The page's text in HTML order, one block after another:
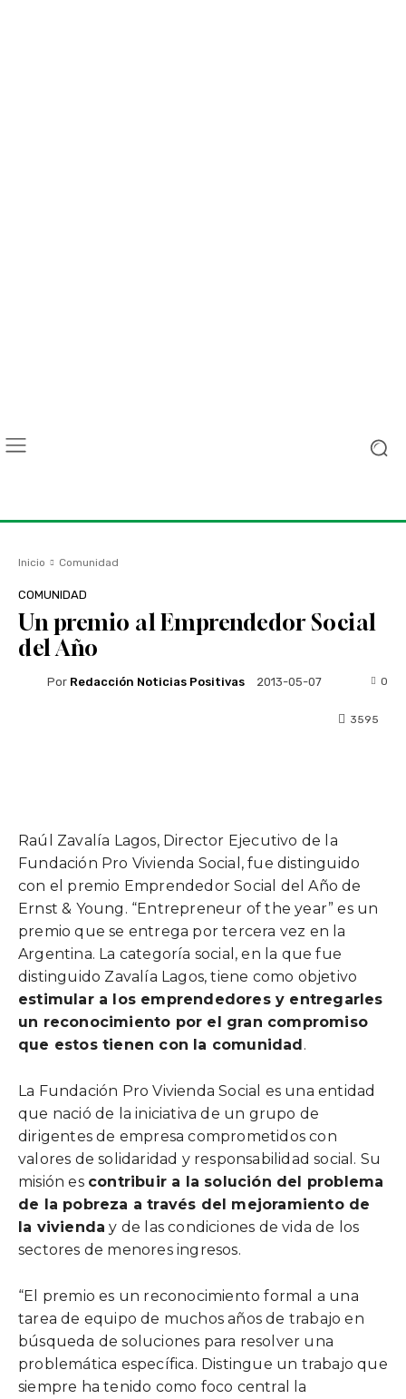
Inicio Comunidad
COMUNIDAD
Un premio al Emprendedor Social
del Año
Por Redacción Noticias Positivas 2013-05-07 0
3595
Raúl Zavalía Lagos, Director Ejecutivo de la
Fundación Pro Vivienda Social, fue distinguido
con el premio Emprendedor Social del Año de
Ernst & Young. “Entrepreneur of the year” es un
premio que se entrega por tercera vez en la
Argentina. La categoría social, en la que fue
distinguido Zavalía Lagos, tiene como objetivo
estimular a los emprendedores y entregarles
un reconocimiento por el gran compromiso
que estos tienen con la comunidad.
La Fundación Pro Vivienda Social es una entidad
que nació de la iniciativa de un grupo de
dirigentes de empresa comprometidos con
valores de solidaridad y responsabilidad social. Su
misión es contribuir a la solución del problema
de la pobreza a través del mejoramiento de
la vivienda y de las condiciones de vida de los
sectores de menores ingresos.
“El premio es un reconocimiento formal a una
tarea de equipo de muchos años de trabajo en
búsqueda de soluciones para resolver una
problemática específica. Distingue un trabajo que
siempre ha tenido como foco central la